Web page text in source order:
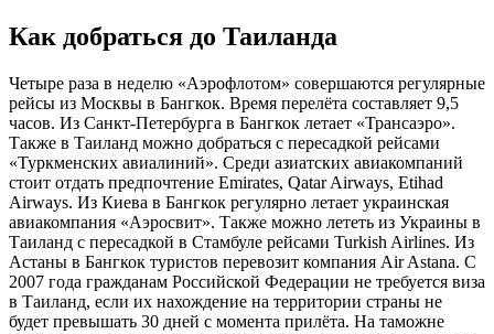
Как добраться до Таиланда
Четыре раза в неделю «Аэрофлотом» совершаются регулярные
рейсы из Москвы в Бангкок. Время перелёта составляет 9,5
часов. Из Санкт-Петербурга в Бангкок летает «Трансаэро».
Также в Таиланд можно добраться с пересадкой рейсами
«Туркменских авиалиний». Среди азиатских авиакомпаний
стоит отдать предпочтение Emirates, Qatar Airways, Etihad
Airways. Из Киева в Бангкок регулярно летает украинская
авиакомпания «Аэросвит». Также можно лететь из Украины в
Таиланд с пересадкой в Стамбуле рейсами Turkish Airlines. Из
Астаны в Бангкок туристов перевозит компания Air Astana. С
2007 года гражданам Российской Федерации не требуется виза
в Таиланд, если их нахождение на территории страны не
будет превышать 30 дней с момента прилёта. На таможне